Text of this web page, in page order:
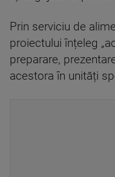
Prin serviciu de
proiectului înțeleg
preparare,
acestora în unități